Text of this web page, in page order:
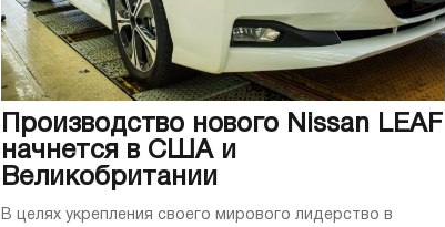
Производство нового Nissan LEAF
начнется в США и
Великобритании
В целях укрепления своего мирового лидерство в